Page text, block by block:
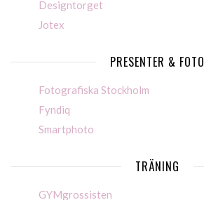
Designtorget
Jotex
PRESENTER & FOTO
Fotografiska Stockholm
Fyndiq
Smartphoto
TRÄNING
GYMgrossisten